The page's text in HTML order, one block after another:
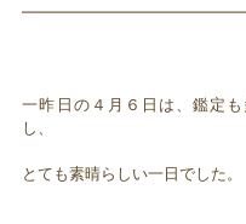
一昨日の４月６日は、鑑定
し、
とても素晴らしい一日でした。